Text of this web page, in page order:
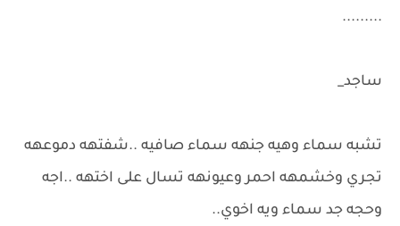
.........
ساجد_
تشبه سماء وهيه جنهه سماء صافيه ..شفتهه دموعهه
تجري وخشمهه احمر وعيونهه تسال على اختهه ..اجه
وحجه جد سماء ويه اخوي..